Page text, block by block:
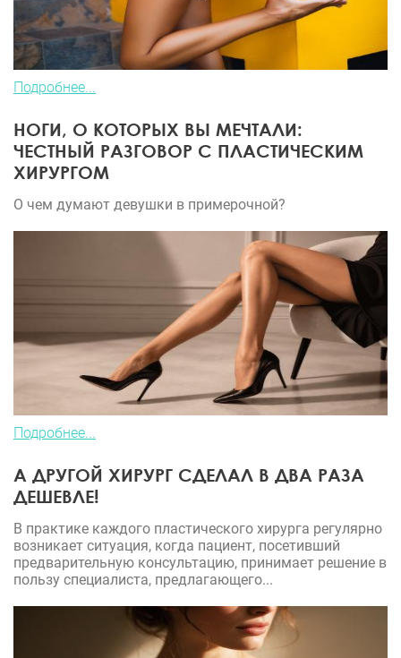
Подробнее...
НОГИ, О КОТОРЫХ ВЫ МЕЧТАЛИ:
ЧЕСТНЫЙ РАЗГОВОР С ПЛАСТИЧЕСКИМ
ХИРУРГОМ
О чем думают девушки в примерочной?
Подробнее...
А ДРУГОЙ ХИРУРГ СДЕЛАЛ В ДВА РАЗА
ДЕШЕВЛЕ!
В практике каждого пластического хирурга регулярно
возникает ситуация, когда пациент, посетивший
предварительную консультацию, принимает решение в
пользу специалиста, предлагающего...